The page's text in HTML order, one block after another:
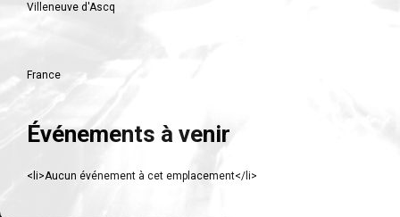
Villeneuve d'Ascq
France
Événements à venir
<li>Aucun événement à cet emplacement</li>